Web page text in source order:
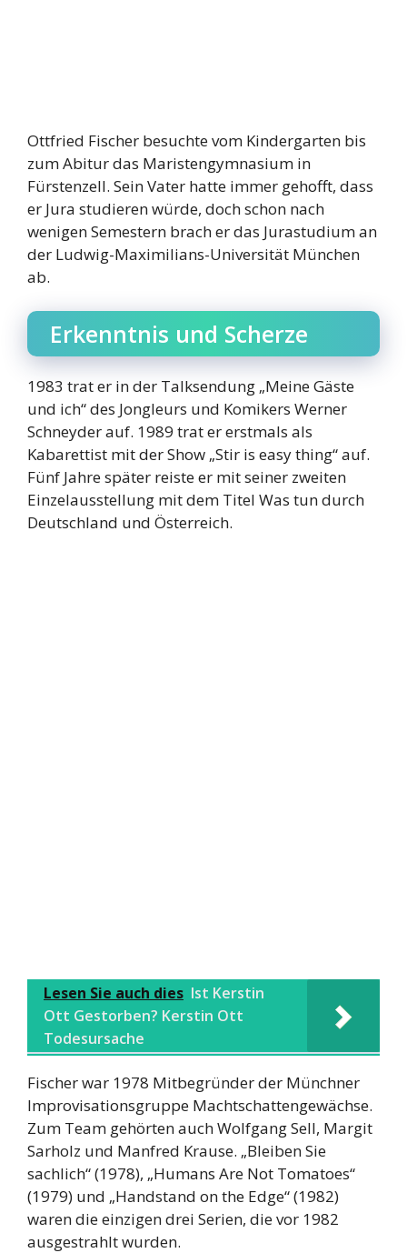
Ottfried Fischer besuchte vom Kindergarten bis
zum Abitur das Maristengymnasium in
Fürstenzell. Sein Vater hatte immer gehofft, dass
er Jura studieren würde, doch schon nach
wenigen Semestern brach er das Jurastudium an
der Ludwig-Maximilians-Universität München
ab.
Erkenntnis und Scherze
1983 trat er in der Talksendung „Meine Gäste
und ich“ des Jongleurs und Komikers Werner
Schneyder auf. 1989 trat er erstmals als
Kabarettist mit der Show „Stir is easy thing“ auf.
Fünf Jahre später reiste er mit seiner zweiten
Einzelausstellung mit dem Titel Was tun durch
Deutschland und Österreich.
Lesen Sie auch dies Ist Kerstin
Ott Gestorben? Kerstin Ott
Todesursache
Fischer war 1978 Mitbegründer der Münchner
Improvisationsgruppe Machtschattengewächse.
Zum Team gehörten auch Wolfgang Sell, Margit
Sarholz und Manfred Krause. „Bleiben Sie
sachlich“ (1978), „Humans Are Not Tomatoes“
(1979) und „Handstand on the Edge“ (1982)
waren die einzigen drei Serien, die vor 1982
ausgestrahlt wurden.